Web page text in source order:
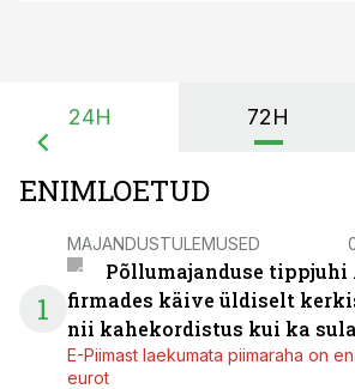
24H 72H
ENIMLOETUD
1
MAJANDUSTULEMUSED
Põllumajanduse tippjuhi
firmades käive üldiselt
nii kahekordistus kui ka
E-Piimast laekumata piimaraha on
eurot